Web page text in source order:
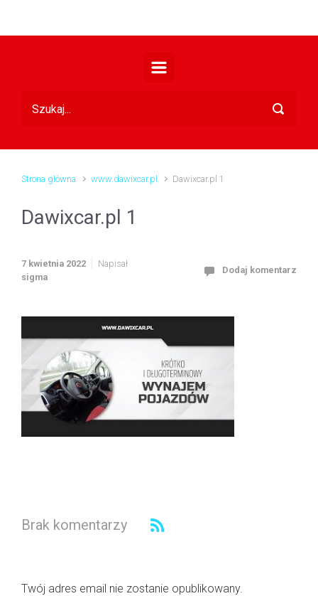
Strona główna www.dawixcar.pl Dawixcar.pl 1
Dawixcar.pl 1
7 kwietnia 2022
Napisał
sigma
Dodaj komentarz
Brak komentarzy
Twój adres email nie zostanie opublikowany.